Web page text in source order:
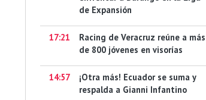
de Expansión
17:21
Racing de Veracruz reúne a más
de 800 jóvenes en visorías
14:57
¡Otra más! Ecuador se suma y
respalda a Gianni Infantino